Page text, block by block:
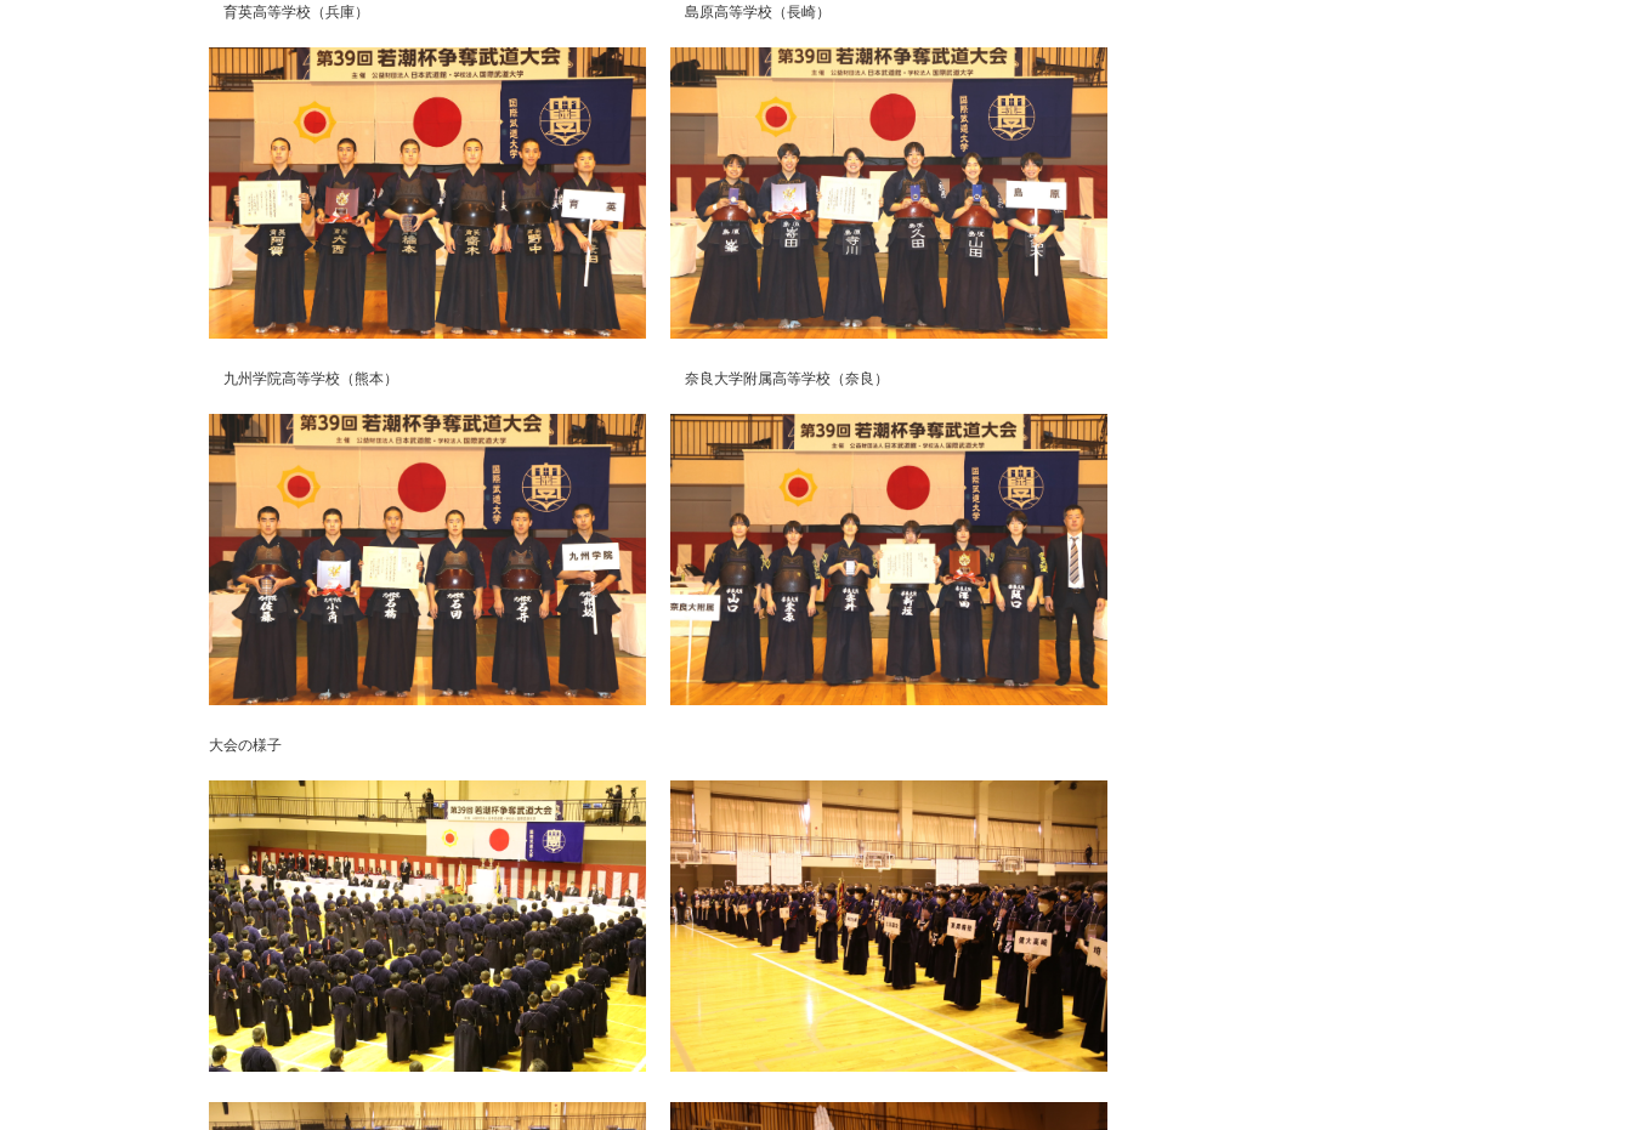
育英高等学校（兵庫） 島原高等学校（長崎）
九州学院高等学校（熊本） 奈良大学附属高等学校（奈良）
大会の様子